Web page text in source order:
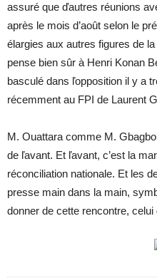
assuré que ďautres réunions
après le mois d’août selon le
élargies aux autres figures de
pense bien sûr à Henri Konan
basculé dans ľopposition il y a
récemment au FPI de Laurent
M. Ouattara comme M.
de ľavant. Et ľavant, c’est la
réconciliation nationale. Et les
presse main dans la main,
donner de cette rencontre, celui